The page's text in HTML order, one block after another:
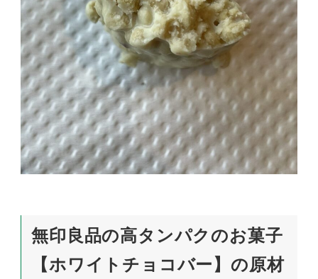
無印良品の高タンパクのお菓子
【ホワイトチョコバー】の原材